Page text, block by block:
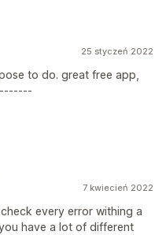
25 styczeń 2022
to do. great free app,
7 kwiecień 2022
every error withing a
have a lot of different